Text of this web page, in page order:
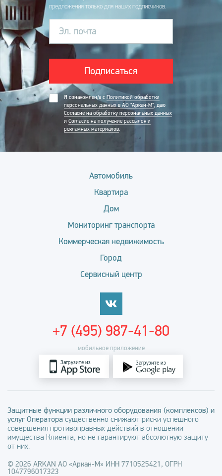
предложения только для наших подписчиков.
Эл. почта
Подписаться
Я ознакомлен/а с Политикой обработки
персональных данных в АО "Аркан-М", даю
Согласие на обработку персональных данных
и Согласие на получение рассылок и
рекламных материалов.
Автомобиль
Квартира
Дом
Мониторинг транспорта
Коммерческая недвижимость
Город
Сервисный центр
мобильное приложение
Загрузите из Загрузите из
+7 (495) 987-41-80
Защитные функции различного оборудования (комплексов) и
услуг Оператора существенно снижают риски успешного
совершения противоправных действий в отношении
имущества Клиента, но не гарантируют абсолютную защиту
от них.
© 2026 ARKAN АО «Аркан-М» ИНН 7710525421, ОГРН
1047796017323